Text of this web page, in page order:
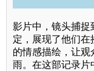
影片中，镜头捕捉
定，展现了他们
的情感描绘，让
雨。在这部记录片